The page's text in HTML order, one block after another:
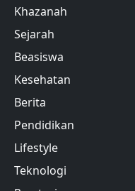
Khazanah
Sejarah
Beasiswa
Kesehatan
Berita
Pendidikan
Lifestyle
Teknologi